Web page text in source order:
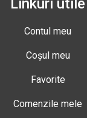
Linkuri utile
Contul meu
Coșul meu
Favorite
Comenzile mele